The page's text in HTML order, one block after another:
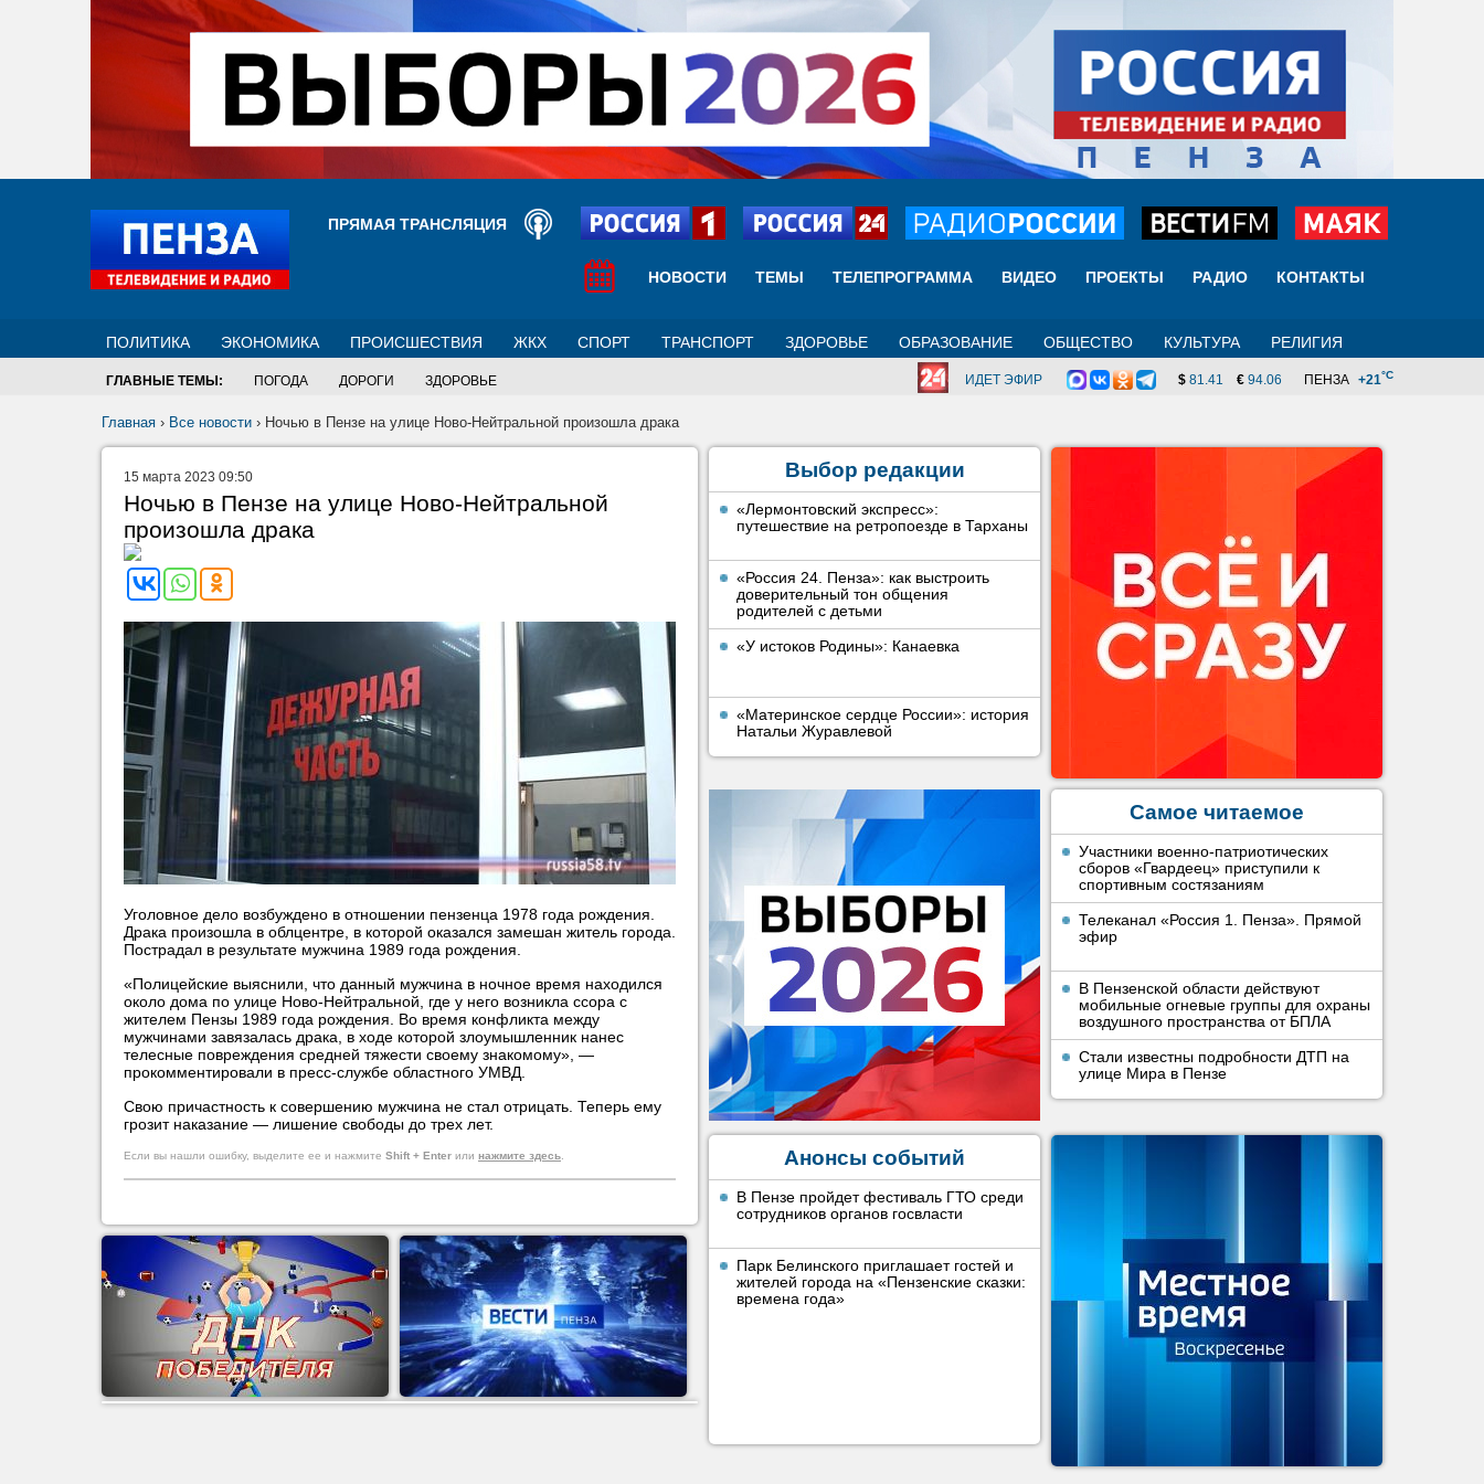
ПРЯМАЯ ТРАНСЛЯЦИЯ
НОВОСТИ ТЕМЫ ТЕЛЕПРОГРАММА ВИДЕО ПРОЕКТЫ РАДИО КОНТАКТЫ
ПОЛИТИКА ЭКОНОМИКА ПРОИСШЕСТВИЯ ЖКХ СПОРТ ТРАНСПОРТ ЗДОРОВЬЕ ОБРАЗОВАНИЕ ОБЩЕСТВО КУЛЬТУРА РЕЛИГИЯ
ГЛАВНЫЕ ТЕМЫ: ПОГОДА ДОРОГИ ЗДОРОВЬЕ ПЕНЗА +21°C
$ 81.41 € 94.06
ИДЕТ ЭФИР
Главная › Все новости › Ночью в Пензе на улице Ново-Нейтральной произошла драка
Выбор редакции
«Лермонтовский экспресс»:
путешествие на ретропоезде в Тарханы
«Россия 24. Пенза»: как выстроить
доверительный тон общения
родителей с детьми
«У истоков Родины»: Канаевка
«Материнское сердце России»: история
Натальи Журавлевой
Самое читаемое
Участники военно-патриотических
сборов «Гвардеец» приступили к
спортивным состязаниям
Телеканал «Россия 1. Пенза». Прямой
эфир
В Пензенской области действуют
мобильные огневые группы для охраны
воздушного пространства от БПЛА
Стали известны подробности ДТП на
улице Мира в Пензе
Анонсы событий
В Пензе пройдет фестиваль ГТО среди
сотрудников органов госвласти
Парк Белинского приглашает гостей и
жителей города на «Пензенские сказки:
времена года»
15 марта 2023 09:50
Ночью в Пензе на улице Ново-Нейтральной
произошла драка
Уголовное дело возбуждено в отношении пензенца 1978 года рождения.
Драка произошла в облцентре, в которой оказался замешан житель города.
Пострадал в результате мужчина 1989 года рождения.
«Полицейские выяснили, что данный мужчина в ночное время находился
около дома по улице Ново-Нейтральной, где у него возникла ссора с
жителем Пензы 1989 года рождения. Во время конфликта между
мужчинами завязалась драка, в ходе которой злоумышленник нанес
телесные повреждения средней тяжести своему знакомому», —
прокомментировали в пресс-службе областного УМВД.
Свою причастность к совершению мужчина не стал отрицать. Теперь ему
грозит наказание — лишение свободы до трех лет.
Если вы нашли ошибку, выделите ее и нажмите Shift + Enter или нажмите здесь